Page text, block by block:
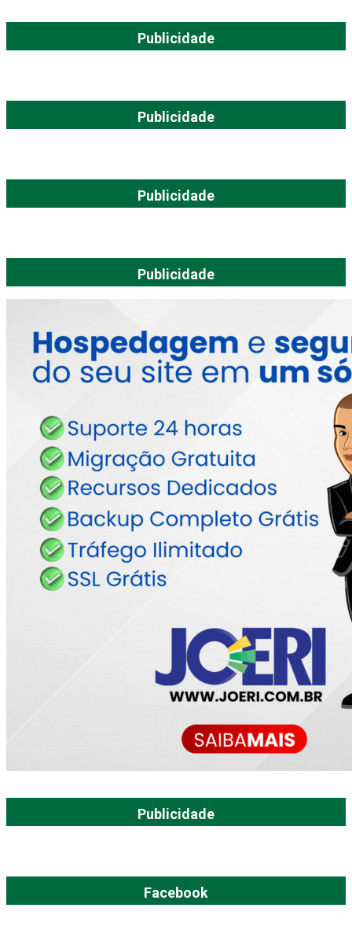
Publicidade
Publicidade
Publicidade
Publicidade
Publicidade
Facebook